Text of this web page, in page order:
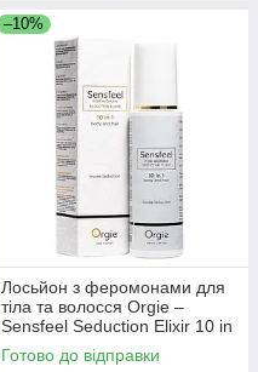
–10%
Лосьйон з феромонами для
тіла та волосся Orgie –
Sensfeel Seduction Elixir 10 in
1 for Woman (100 мл)
Готово до відправки